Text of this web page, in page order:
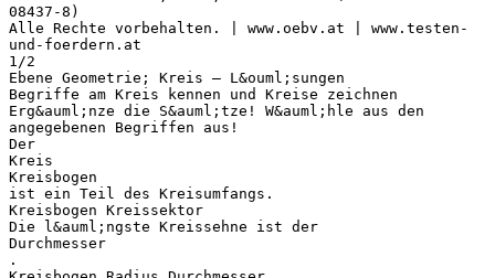
08437-8)
Alle Rechte vorbehalten. | www.oebv.at | www.testen-
und-foerdern.at
1/2
Ebene Geometrie; Kreis – L&ouml;sungen
Begriffe am Kreis kennen und Kreise zeichnen
Erg&auml;nze die S&auml;tze! W&auml;hle aus den
angegebenen Begriffen aus!
Der
Kreis
Kreisbogen
ist ein Teil des Kreisumfangs.
Kreisbogen Kreissektor
Die l&auml;ngste Kreissehne ist der
Durchmesser
.